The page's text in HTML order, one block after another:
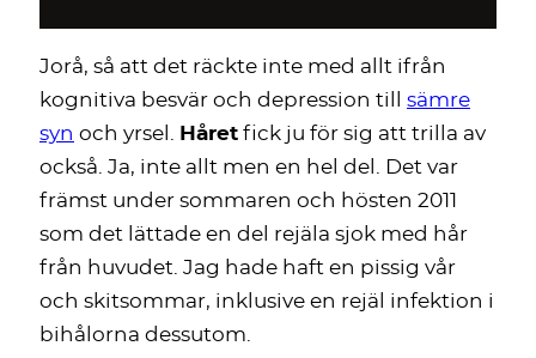
Jorå, så att det räckte inte med allt ifrån
kognitiva besvär och depression till sämre
syn och yrsel. Håret fick ju för sig att trilla av
också. Ja, inte allt men en hel del. Det var
främst under sommaren och hösten 2011
som det lättade en del rejäla sjok med hår
från huvudet. Jag hade haft en pissig vår
och skitsommar, inklusive en rejäl infektion i
bihålorna dessutom.